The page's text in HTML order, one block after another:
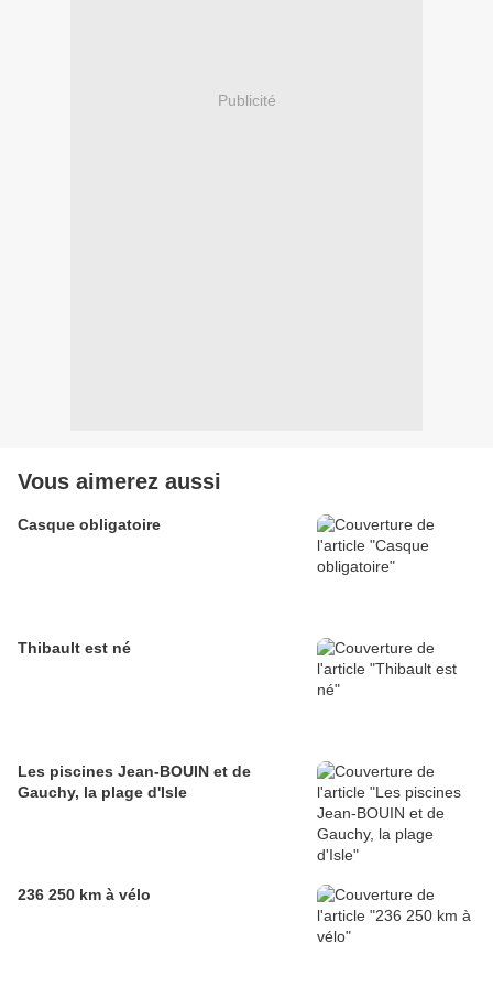
Publicité
Vous aimerez aussi
Casque obligatoire
Thibault est né
Les piscines Jean-BOUIN et de
Gauchy, la plage d'Isle
236 250 km à vélo